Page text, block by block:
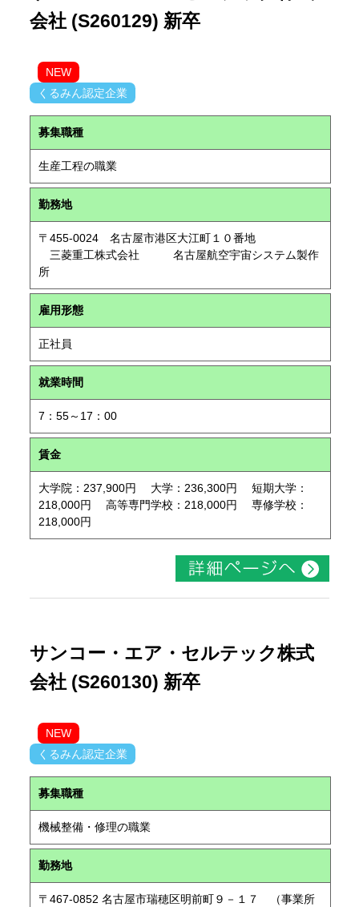
会社 (S260129) 新卒
NEW
くるみん認定企業
募集職種
生産工程の職業
勤務地
〒455-0024 名古屋市港区大江町１０番地
三菱重工株式会社 名古屋航空宇宙システム製作
所
雇用形態
正社員
就業時間
7：55～17：00
賃金
大学院：237,900円 大学：236,300円 短期大学：
218,000円 高等専門学校：218,000円 専修学校：
218,000円
サンコー・エア・セルテック株式
会社 (S260130) 新卒
NEW
くるみん認定企業
募集職種
機械整備・修理の職業
勤務地
〒467-0852 名古屋市瑞穂区明前町９－１７ （事業所